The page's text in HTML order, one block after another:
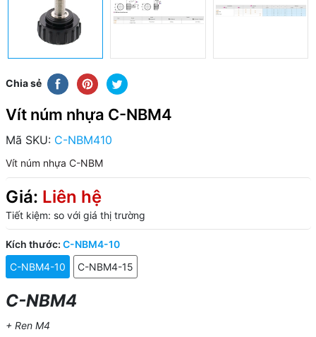
Chia sẻ
Vít núm nhựa C-NBM4
Mã SKU: C-NBM410
Vít núm nhựa C-NBM
Giá: Liên hệ
Tiết kiệm: so với giá thị trường
Kích thước: C-NBM4-10
C-NBM4-10
C-NBM4-15
C-NBM4
+ Ren M4